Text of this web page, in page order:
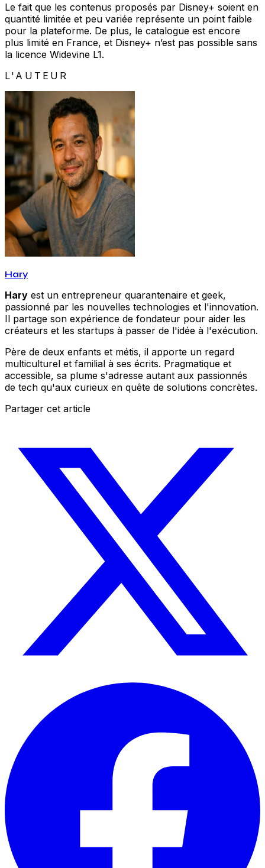
Le fait que les contenus proposés par Disney+ soient en
quantité limitée et peu variée représente un point faible
pour la plateforme. De plus, le catalogue est encore
plus limité en France, et Disney+ n’est pas possible sans
la licence Widevine L1.
L'AUTEUR
Hary
Hary est un entrepreneur quarantenaire et geek,
passionné par les nouvelles technologies et l'innovation.
Il partage son expérience de fondateur pour aider les
créateurs et les startups à passer de l'idée à l'exécution.
Père de deux enfants et métis, il apporte un regard
multiculturel et familial à ses écrits. Pragmatique et
accessible, sa plume s'adresse autant aux passionnés
de tech qu'aux curieux en quête de solutions concrètes.
Partager cet article